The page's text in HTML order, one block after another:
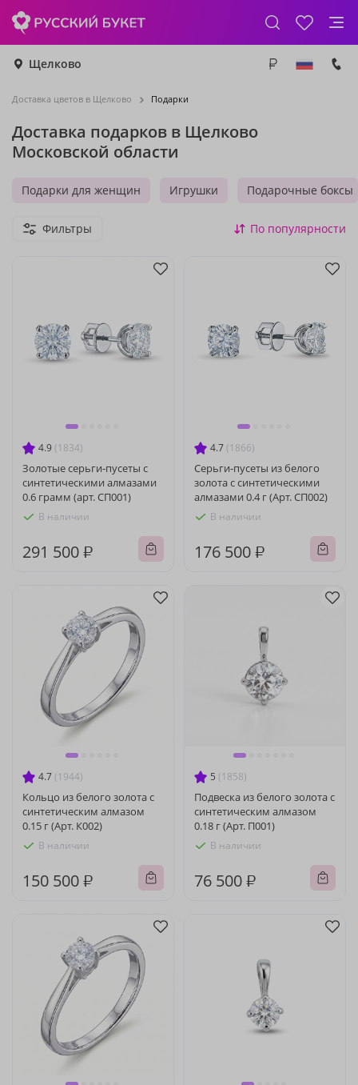
Щелково
Доставка цветов в Щелково Подарки
Доставка подарков в Щелково
Московской области
Подарки для женщин Игрушки Подарочные боксы
Фильтры По популярности
4.9 (1834)
Золотые серьги-пусеты с
синтетическими алмазами
0.6 грамм (арт. СП001)
В наличии
291 500 ₽
4.7 (1866)
Серьги-пусеты из белого
золота с синтетическими
алмазами 0.4 г (Арт. СП002)
В наличии
176 500 ₽
4.7 (1944)
Кольцо из белого золота с
синтетическим алмазом
0.15 г (Арт. К002)
В наличии
150 500 ₽
5 (1858)
Подвеска из белого золота с
синтетическим алмазом
0.18 г (Арт. П001)
В наличии
76 500 ₽